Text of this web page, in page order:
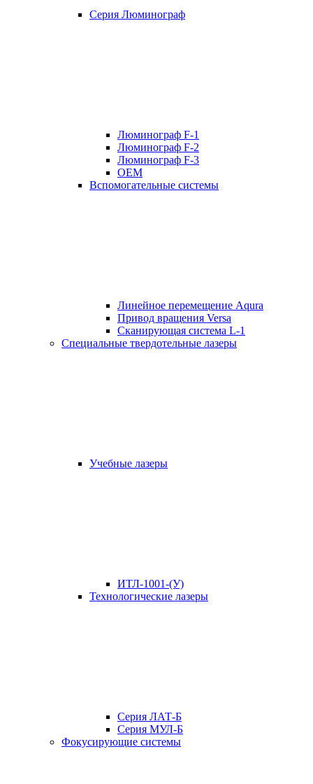
Серия Люминограф
Люминограф F-1
Люминограф F-2
Люминограф F-3
OEM
Вспомогательные системы
Линейное перемещение Aqura
Привод вращения Versa
Сканирующая система L-1
Специальные твердотельные лазеры
Учебные лазеры
ИТЛ-1001-(У)
Технологические лазеры
Серия ЛАТ-Б
Серия МУЛ-Б
Фокусирующие системы